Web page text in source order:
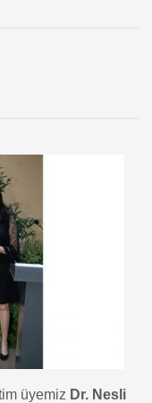
üyemiz Dr. Nesli